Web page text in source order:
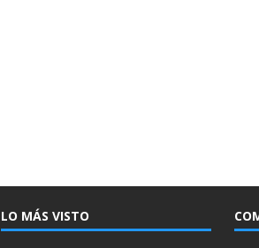
LO MÁS VISTO